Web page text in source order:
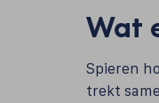
Wat
Spieren
trekt